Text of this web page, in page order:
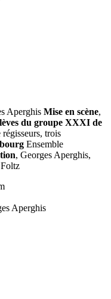
Aperghis Mise en scène,
du groupe XXXI de
trois
Ensemble
, Georges Aperghis,
Aperghis